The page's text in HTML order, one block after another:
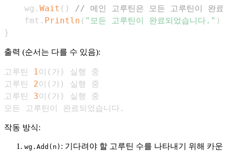
    wg
. Wait ( )
// 메인 고루틴은 모든 고루틴이 완료
    fmt
. Println ( "모든 고루틴이 완료되었습니다." )
}
출력 (순서는 다를 수 있음):
고루틴 1이 ( 가)
고루틴 2이 ( 가)
고루틴 3이 ( 가)
모든 고루틴이 완료되었습니다.
작동 방식:
wg.Add(n) : 기다려야 할 고루틴 수를 나타내기 위해 카운